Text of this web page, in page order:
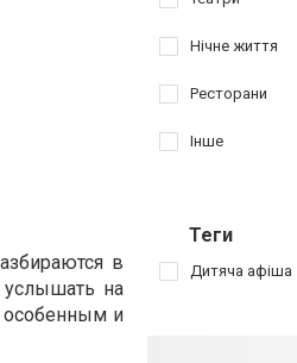
в
услышать на
особенным и
Нічне життя
Ресторани
Інше
Теги
Дитяча афіша